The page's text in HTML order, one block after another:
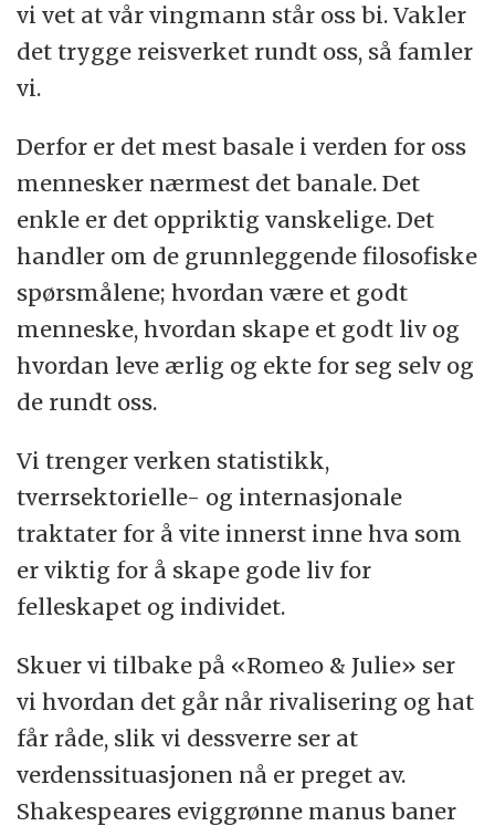
vi vet at vår vingmann står oss bi. Vakler
det trygge reisverket rundt oss, så famler
vi.
Derfor er det mest basale i verden for oss
mennesker nærmest det banale. Det
enkle er det oppriktig vanskelige. Det
handler om de grunnleggende filosofiske
spørsmålene; hvordan være et godt
menneske, hvordan skape et godt liv og
hvordan leve ærlig og ekte for seg selv og
de rundt oss.
Vi trenger verken statistikk,
tverrsektorielle- og internasjonale
traktater for å vite innerst inne hva som
er viktig for å skape gode liv for
felleskapet og individet.
Skuer vi tilbake på «Romeo & Julie» ser
vi hvordan det går når rivalisering og hat
får råde, slik vi dessverre ser at
verdenssituasjonen nå er preget av.
Shakespeares eviggrønne manus baner